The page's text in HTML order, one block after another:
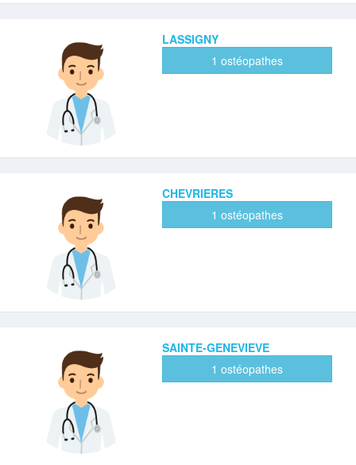
LASSIGNY
1 ostéopathes
CHEVRIERES
1 ostéopathes
SAINTE-GENEVIEVE
1 ostéopathes